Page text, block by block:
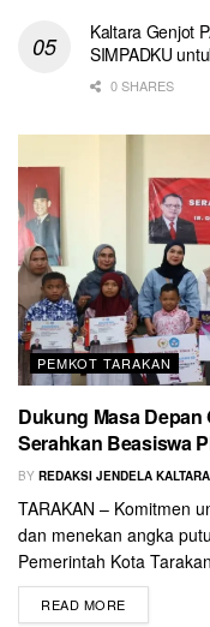
Kaltara Genjot
SIMPADKU
0 SHARES
PEMKOT TARAKAN
Dukung Masa Depan
Serahkan Beasiswa
BY REDAKSI JENDELA KALTARA
TARAKAN – Komitmen
dan menekan angka
Pemerintah Kota
READ MORE